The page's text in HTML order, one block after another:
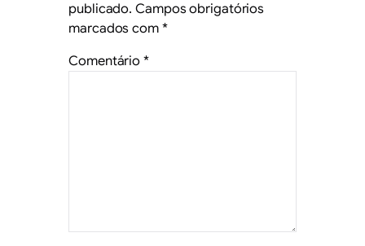
publicado. Campos obrigatórios
marcados com *
Comentário*